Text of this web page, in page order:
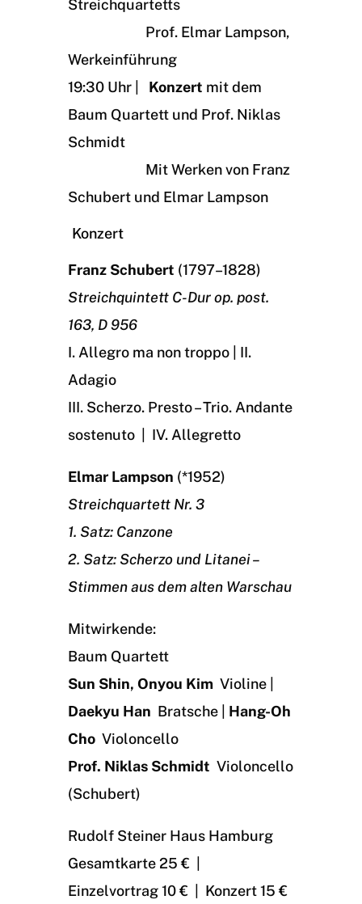
Streichquartetts
Prof. Elmar Lampson,
Werkeinführung
19:30 Uhr | Konzert mit dem
Baum Quartett und Prof. Niklas
Schmidt
Mit Werken von Franz
Schubert und Elmar Lampson
Konzert
Franz Schubert (1797–1828)
Streichquintett C-Dur op. post.
163, D 956
I. Allegro ma non troppo | II.
Adagio
III. Scherzo. Presto – Trio. Andante
sostenuto | IV. Allegretto
Elmar Lampson (*1952)
Streichquartett Nr. 3
1. Satz: Canzone
2. Satz: Scherzo und Litanei –
Stimmen aus dem alten Warschau
Mitwirkende:
Baum Quartett
Sun Shin, Onyou Kim Violine |
Daekyu Han Bratsche | Hang-Oh
Cho Violoncello
Prof. Niklas Schmidt Violoncello
(Schubert)
Rudolf Steiner Haus Hamburg
Gesamtkarte 25 € |
Einzelvortrag 10 € | Konzert 15 €